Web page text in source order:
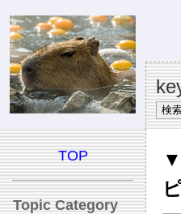
TOP
Topic Category